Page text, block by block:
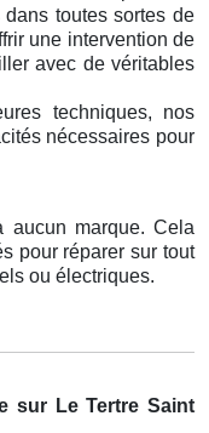
toutes sortes de
une intervention de
avec de véritables
techniques, nos
nécessaires pour
aucun marque. Cela
pour réparer sur tout
ou électriques.
sur Le Tertre Saint